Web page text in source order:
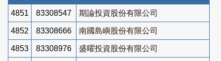
4851 83308547 期論投資股份有限公司
4852 83308666 南國島嶼股份有限公司
4853 83308976 盛曜投資股份有限公司